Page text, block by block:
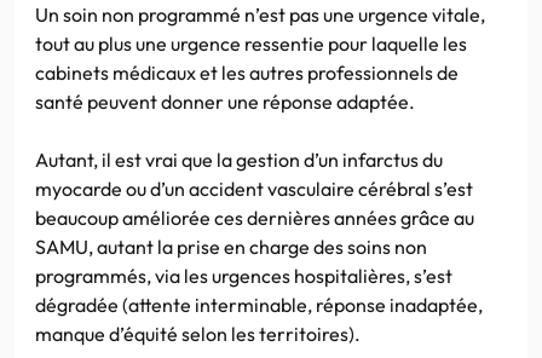
Un soin non programmé n’est pas une urgence vitale,
tout au plus une urgence ressentie pour laquelle les
cabinets médicaux et les autres professionnels de
santé peuvent donner une réponse adaptée.
Autant, il est vrai que la gestion d’un infarctus du
myocarde ou d’un accident vasculaire cérébral s’est
beaucoup améliorée ces dernières années grâce au
SAMU, autant la prise en charge des soins non
programmés, via les urgences hospitalières, s’est
dégradée (attente interminable, réponse inadaptée,
manque d’équité selon les territoires).